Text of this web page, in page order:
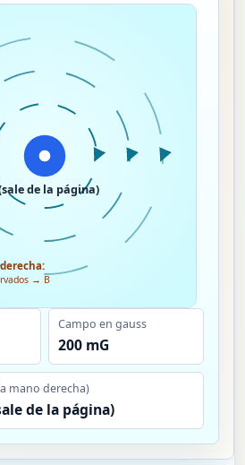
de la página)
→ B
Campo en gauss
200 mG
mano derecha)
de la página)